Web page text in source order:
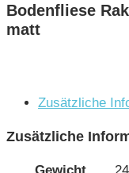
Bodenfliese
matt
Zusätzliche
Zusätzliche